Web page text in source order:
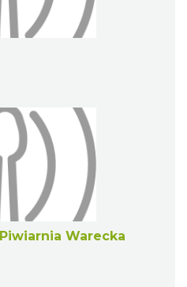
Warecka